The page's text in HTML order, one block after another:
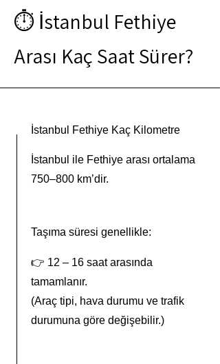
⏱️ İstanbul Fethiye
Arası Kaç Saat Sürer?
İstanbul Fethiye Kaç Kilometre
İstanbul ile Fethiye arası ortalama
750–800 km’dir.
Taşıma süresi genellikle:
👉 12 – 16 saat arasında
tamamlanır.
(Araç tipi, hava durumu ve trafik
durumuna göre değişebilir.)